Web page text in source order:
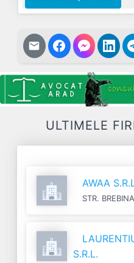
ULTIMELE
AWAA
STR.
S.R.L.